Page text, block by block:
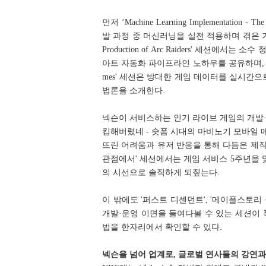
먼저 ‘Machine Learning Implementation -
발 과정 중 머신러닝을 실전 적용하며 겪은
Production of Arc Raiders' 세션에서는 소수
아트 자동화 파이프라인 노하우를 공유하며,
mes' 세션은 방대한 게임 데이터를 실시간
법론을 소개한다.
넥슨이 서비스하는 인기 라이브 게임의 개
킵해버렸네 - 숏폼 시대의 마비노기 모바일
뜨린 어려움과 유저 반응을 통해 다듬은 제
관점에서' 세션에서는 게임 서비스 5주년을
의 시선으로 솔직하게 되짚는다.
이 밖에도 '퍼스트 디센던트', '메이플스토
개발·운영 이면을 들여다볼 수 있는 세션
법을 한자리에서 확인할 수 있다.
넥슨을 넘어 업계로, 글로벌 연사들의 강연